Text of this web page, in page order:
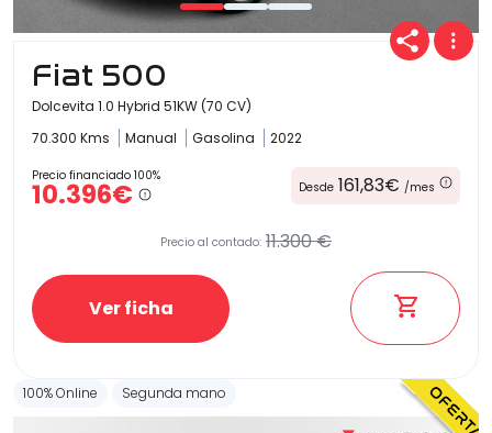
Fiat 500
Dolcevita 1.0 Hybrid 51KW (70 CV)
70.300 Kms
Manual Gasolina 2022
Precio financiado 100%
10.396€ Desde 161,83€ /mes
Precio al contado: 11.300 €
Ver ficha
100% Online Segunda mano